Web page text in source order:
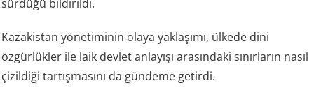
sürdüğü bildirildi.
Kazakistan yönetiminin olaya yaklaşımı, ülkede dini
özgürlükler ile laik devlet anlayışı arasındaki sınırların nasıl
çizildiği tartışmasını da gündeme getirdi.